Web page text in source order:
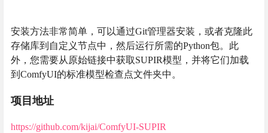
安装方法非常简单，可以通过Git管理器安装，或者克隆此
存储库到自定义节点中，然后运行所需的Python包。此
外，您需要从原始链接中获取SUPIR模型，并将它们加载
到ComfyUI的标准模型检查点文件夹中。
项目地址
https://github.com/kijai/ComfyUI-SUPIR